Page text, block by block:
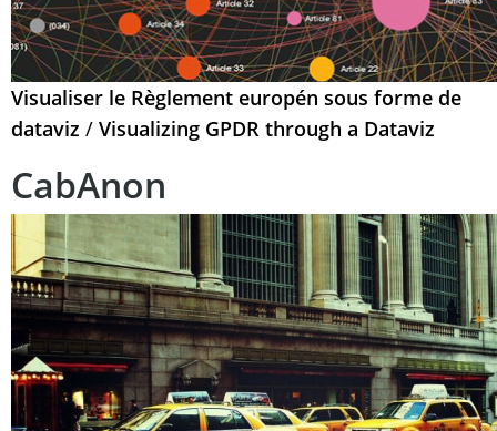
Visualiser le Règlement europén sous forme de
dataviz / Visualizing GPDR through a Dataviz
CabAnon